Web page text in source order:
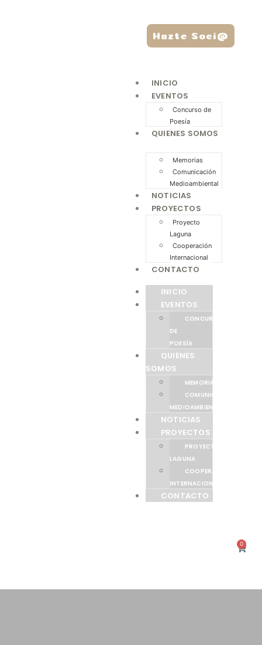
INICIO
EVENTOS
Concurso de
Poesía
QUIENES SOMOS
Memorias
Comunicación
Medioambiental
NOTICIAS
PROYECTOS
Proyecto
Laguna
Cooperación
Internacional
CONTACTO
INICIO
EVENTOS
CONCURSO
DE
POESÍA
QUIENES
SOMOS
MEMORIAS
COMUNICACIÓN
MEDIOAMBIENTAL
NOTICIAS
PROYECTOS
PROYECTO
LAGUNA
COOPERACIÓN
INTERNACIONAL
CONTACTO
0
Hazte Soci@